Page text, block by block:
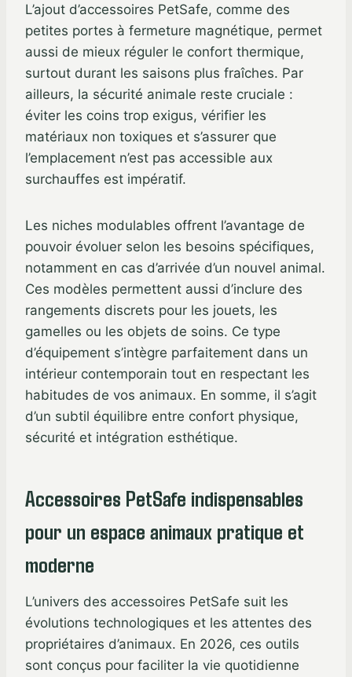
L’ajout d’accessoires PetSafe, comme des
petites portes à fermeture magnétique, permet
aussi de mieux réguler le confort thermique,
surtout durant les saisons plus fraîches. Par
ailleurs, la sécurité animale reste cruciale :
éviter les coins trop exigus, vérifier les
matériaux non toxiques et s’assurer que
l’emplacement n’est pas accessible aux
surchauffes est impératif.
Les niches modulables offrent l’avantage de
pouvoir évoluer selon les besoins spécifiques,
notamment en cas d’arrivée d’un nouvel animal.
Ces modèles permettent aussi d’inclure des
rangements discrets pour les jouets, les
gamelles ou les objets de soins. Ce type
d’équipement s’intègre parfaitement dans un
intérieur contemporain tout en respectant les
habitudes de vos animaux. En somme, il s’agit
d’un subtil équilibre entre confort physique,
sécurité et intégration esthétique.
Accessoires PetSafe indispensables
pour un espace animaux pratique et
moderne
L’univers des accessoires PetSafe suit les
évolutions technologiques et les attentes des
propriétaires d’animaux. En 2026, ces outils
sont conçus pour faciliter la vie quotidienne